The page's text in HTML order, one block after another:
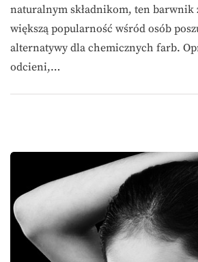
naturalnym składnikom, ten barwnik
większą popularność wśród osób
alternatywy dla chemicznych farb.
odcieni,…